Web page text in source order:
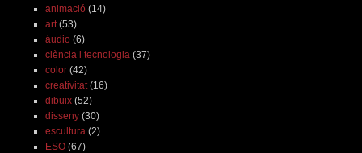
animació(14)
art(53)
áudio(6)
ciència i tecnologia(37)
color(42)
creativitat(16)
dibuix(52)
disseny(30)
escultura(2)
ESO(67)